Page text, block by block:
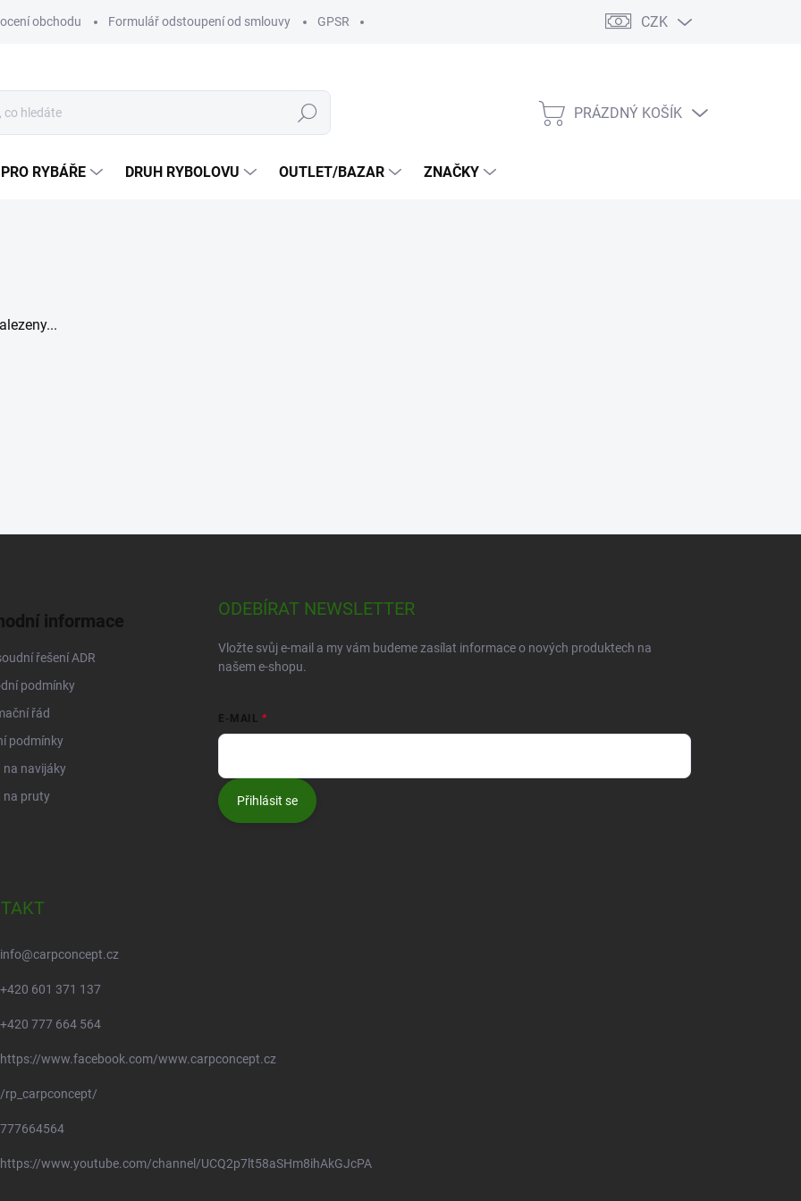
obchodu Formulář odstoupení od smlouvy GPSR CZK
Hledat
NÁKUPNÍ
PRÁZDNÝ KOŠÍK
RYBÁŘE DRUH RYBOLOVU OUTLET/BAZAR ZNAČKY
informace
řešení ADR
podmínky
řád
podmínky
na navijáky
na pruty
ODEBÍRAT NEWSLETTER
Vložte svůj e-mail a my vám budeme zasílat informace o nových produktech na
našem e-shopu.
E-MAIL
Přihlásit se
info@carpconcept.cz
+420 601 371 137
+420 777 664 564
https://www.facebook.com/www.carpconcept.cz
/rp_carpconcept/
777664564
https://www.youtube.com/channel/UCQ2p7lt58aSHm8ihAkGJcPA